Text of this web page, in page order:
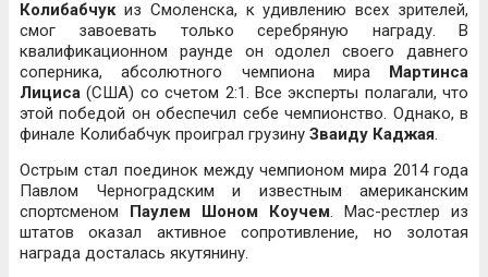
Колибабчук из Смоленска, к удивлению всех зрителей,
смог завоевать только серебряную награду. В
квалификационном раунде он одолел своего давнего
соперника, абсолютного чемпиона мира Мартинса
Лициса(США) со счетом 2:1. Все эксперты полагали, что
этой победой он обеспечил себе чемпионство. Однако, в
финале Колибабчук проиграл грузину Зваиду Каджая
Острым стал поединок между чемпионом мира 2014 года
Павлом Черноградским и известным американским
спортсменом Паулем Шоном Коучем . Мас-рестлер из
штатов оказал активное сопротивление, но золотая
награда досталась якутянину.